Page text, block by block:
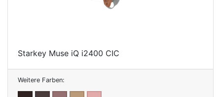
Starkey Muse iQ i2400 CIC
Weitere Farben: